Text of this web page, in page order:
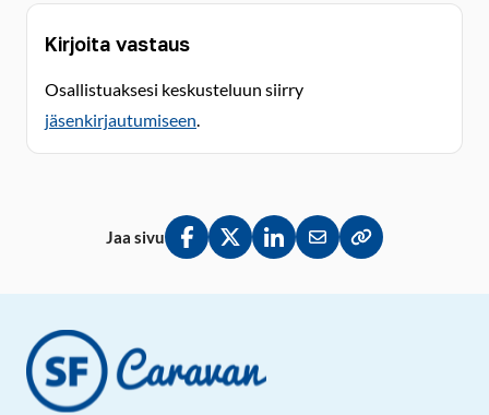
Kirjoita vastaus
Osallistuaksesi keskusteluun siirry
jäsenkirjautumiseen.
Jaa sivu
Jaa Facebookissa
Jaa Twitterissä
Jaa LinkedInissä
Jaa sähköpostitse
Kopioi linkki